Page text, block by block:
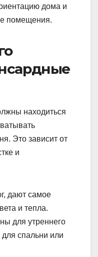
дома и
помещения.
находиться
Это зависит от
и
дают самое
и тепла.
для утреннего
спальни или